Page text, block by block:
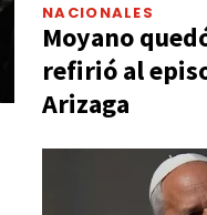
NACIONALES
Moyano
refirió al
Arizaga